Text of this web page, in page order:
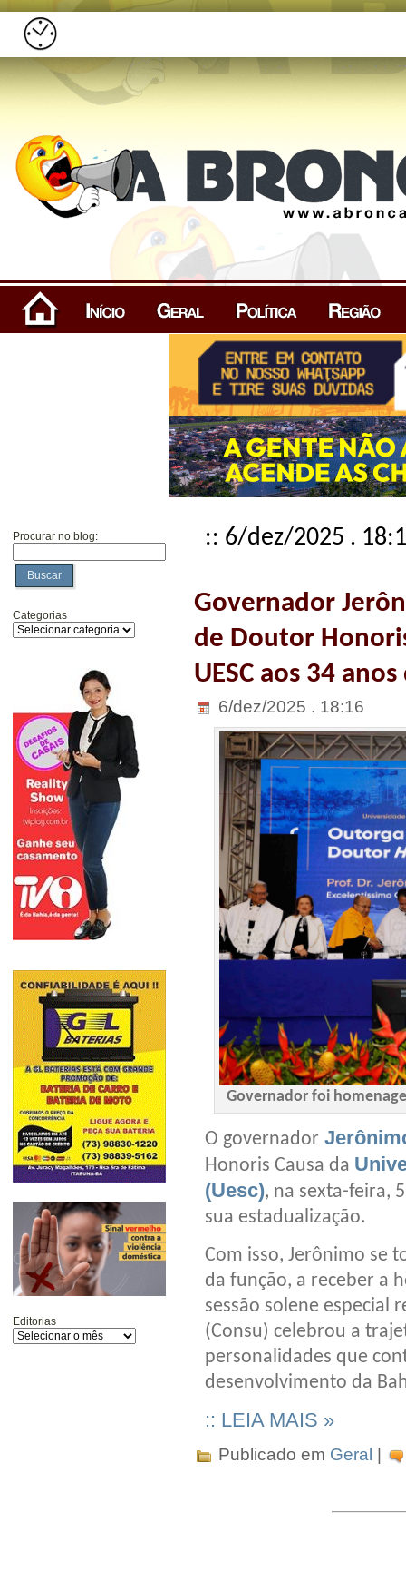
Procurar no blog:
Buscar
Categorias
Editorias
:: 6/dez/2025 .
Governador
de Doutor
UESC aos 34
6/dez/2025 . 18:16
Governador foi
O governador
Honoris Causa da
(Uesc), na sexta-feira,
sua estadualização.
Com isso, Jerônimo se
da função, a receber a
sessão solene especial
(Consu) celebrou a
personalidades que
desenvolvimento da
:: LEIA MAIS »
Publicado em Geral